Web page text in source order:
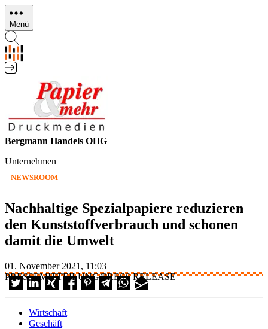
Direkt
zum
Inhalt
Menü
Bergmann Handels OHG
Unternehmen
NEWSROOM
Nachhaltige Spezialpapiere reduzieren
den Kunststoffverbrauch und schonen
damit die Umwelt
01. November 2021, 11:03
PRESSEMITTEILUNG/PRESS RELEASE
Wirtschaft
Geschäft